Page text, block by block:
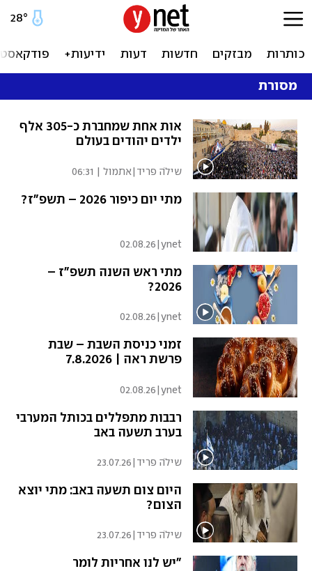
28°
כותרות מבזקים חדשות דעות ידיעות+
מסורת
אות אחת שמחברת כ-305 אלף
ילדים יהודים בעולם
שילֹה פריד אתמול | 06:31
מתי יום כיפור 2026 – תשפ"ז?
ynet
|
02.08.26
מתי ראש השנה תשפ"ז –
2026?
ynet
|
02.08.26
זמני כניסת השבת – שבת
פרשת ראה | 7.8.2026
ynet
|
02.08.26
רבבות מתפללים בכותל המערבי
בערב תשעה באב
שילֹה פריד 23.07.26
היום צום תשעה באב: מתי יוצא
הצום?
שילֹה פריד 23.07.26
"יש לנו אחריות לומר